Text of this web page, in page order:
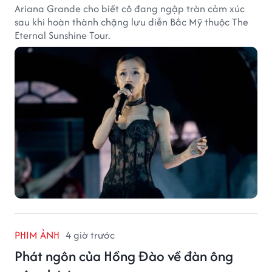
Ariana Grande cho biết cô đang ngập tràn cảm xúc
sau khi hoàn thành chặng lưu diễn Bắc Mỹ thuộc The
Eternal Sunshine Tour.
PHIM ẢNH 4 giờ trước
Phát ngôn của Hồng Đào về đàn ông